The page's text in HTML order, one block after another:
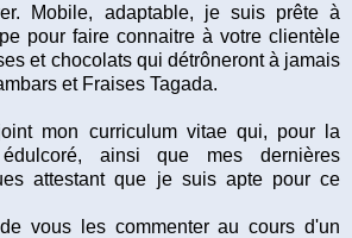
Mobile, adaptable, je suis prête à
pour faire connaitre à votre clientèle
et chocolats qui détrôneront à jamais
et Fraises Tagada.
mon curriculum vitae qui, pour la
ainsi que mes dernières
attestant que je suis apte pour ce
vous les commenter au cours d'un